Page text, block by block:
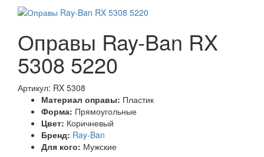
Оправы Ray-Ban RX
5308 5220
Артикул: RX 5308
Материал оправы: Пластик
Форма: Прямоугольные
Цвет: Коричневый
Бренд: Ray-Ban
Для кого: Мужские